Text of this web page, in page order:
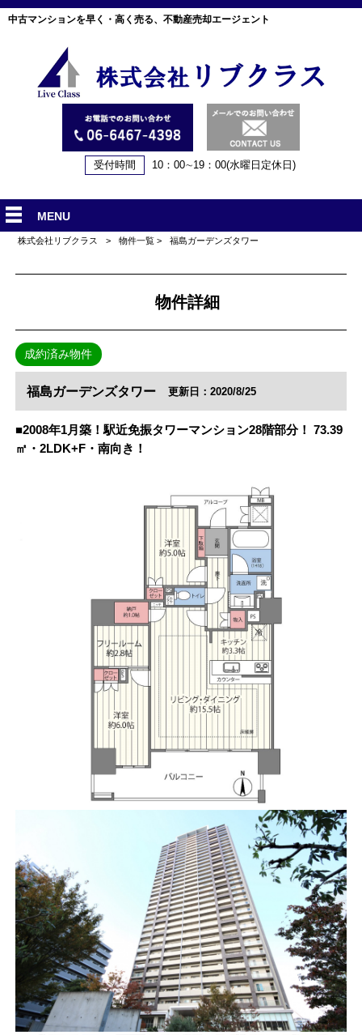
中古マンションを早く・高く売る、不動産売却エージェント
受付時間 10：00∼19：00(水曜日定休日)
MENU
株式会社リブクラス > 物件一覧 > 福島ガーデンズタワー
物件詳細
成約済み物件
福島ガーデンズタワー 更新日：2020/8/25
■2008年1月築！駅近免振タワーマンション28階部分！ 73.39
㎡・2LDK+F・南向き！